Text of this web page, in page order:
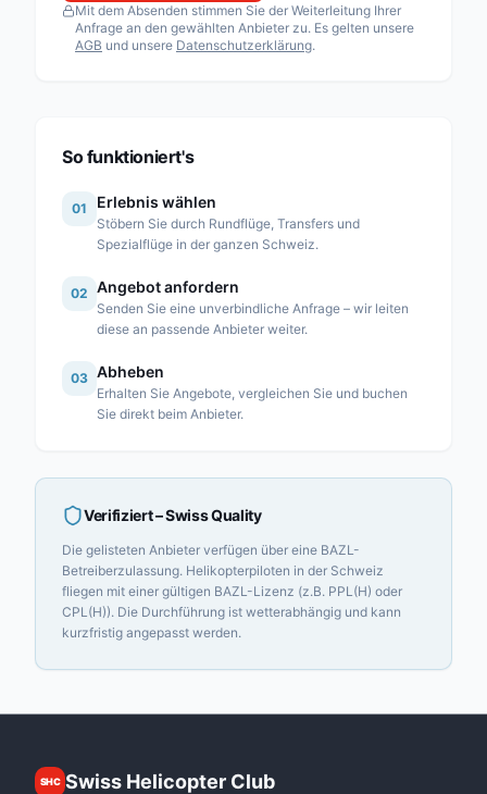
Fuchs Helikopter AG
Heli Sitterdorf AG / Heli Academy
Heli-TV SA
Linth Air Service AG
Mountain Flyers 80 Ltd
Partn’Air Management SA
Rose Helicopter AG
Simplon Air GmbH
Swiss Helicopter AG
Mit dem Absenden stimmen Sie der Weiterleitung Ihrer
Anfrage an den gewählten Anbieter zu. Es gelten unsere
AGB und unsere Datenschutzerklärung.
So funktioniert's
01 Erlebnis wählen
Stöbern Sie durch Rundflüge, Transfers und
Spezialflüge in der ganzen Schweiz.
02 Angebot anfordern
Senden Sie eine unverbindliche Anfrage – wir leiten
diese an passende Anbieter weiter.
03 Abheben
Erhalten Sie Angebote, vergleichen Sie und buchen
Sie direkt beim Anbieter.
Verifiziert– Swiss Quality
Die gelisteten Anbieter verfügen über eine BAZL-
Betreiberzulassung. Helikopterpiloten in der Schweiz
fliegen mit einer gültigen BAZL-Lizenz (z.B. PPL(H) oder
CPL(H)). Die Durchführung ist wetterabhängig und kann
kurzfristig angepasst werden.
SHC Swiss Helicopter Club